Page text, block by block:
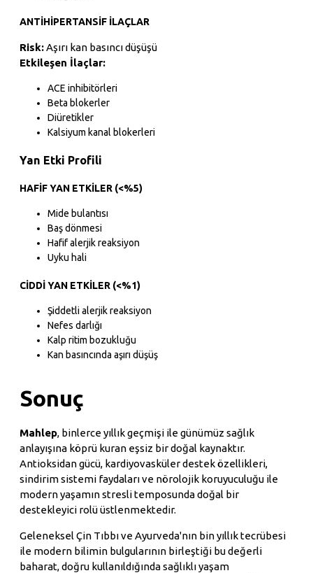
ANTIHIPERTANSIF İLAÇLAR
Risk:Aşırı kan basıncı düşüşü
Etkileşen İlaçlar:
ACE inhibitörleri
Beta blokerler
Diüretikler
Kalsiyum kanal blokerleri
Yan Etki Profili
HAFIF YAN ETKILER (<%5)
Mide bulantısı
Baş dönmesi
Hafif alerjik reaksiyon
Uyku hali
CIDDI YAN ETKILER (<%1)
Şiddetli alerjik reaksiyon
Nefes darlığı
Kalp ritim bozukluğu
Kan basıncında aşırı düşüş
Sonuç
Mahlep, binlerce yıllık geçmişi ile günümüz sağlık
anlayışına köprü kuran eşsiz bir doğal kaynaktır.
Antioksidan gücü, kardiyovasküler destek özellikleri,
sindirim sistemi faydaları ve nörolojik koruyuculuğu ile
modern yaşamın stresli temposunda doğal bir
destekleyici rolü üstlenmektedir.
Geleneksel Çin Tıbbı ve Ayurveda'nın bin yıllık tecrübesi
ile modern bilimin bulgularının birleştiği bu değerli
baharat, doğru kullanıldığında sağlıklı yaşam